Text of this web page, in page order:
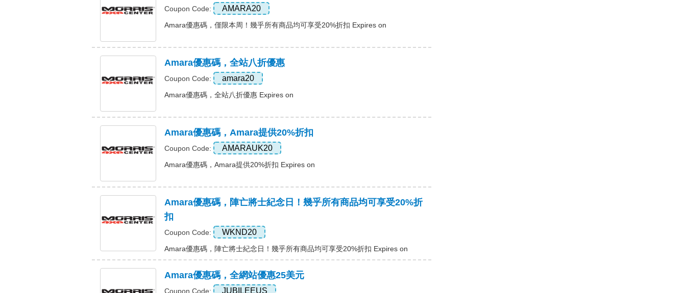
Coupon Code: AMARA20
Amara優惠碼，僅限本周！幾乎所有商品均可享受20%折扣 Expires on
Amara優惠碼，全站八折優惠
Coupon Code: amara20
Amara優惠碼，全站八折優惠 Expires on
Amara優惠碼，Amara提供20%折扣
Coupon Code: AMARAUK20
Amara優惠碼，Amara提供20%折扣 Expires on
Amara優惠碼，陣亡將士紀念日！幾乎所有商品均可享受20%折
扣
Coupon Code: WKND20
Amara優惠碼，陣亡將士紀念日！幾乎所有商品均可享受20%折扣 Expires on
Amara優惠碼，全網站優惠25美元
Coupon Code: JUBILEEUS